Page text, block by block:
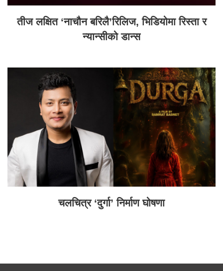
तीज लक्षित ‘नाचौन बरिलै’रिलिज, भिडियोमा रिस्ता र
न्यान्सीको डान्स
चलचित्र ‘दुर्गा’ निर्माण घोषणा